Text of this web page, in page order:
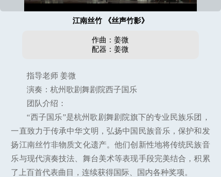
江南丝竹 《丝声竹影》
作曲：姜微
配器：姜微
指导老师 姜微
演奏：杭州歌剧舞剧院西子国乐
团队介绍：
“西子国乐”是杭州歌剧舞剧院旗下的专业民族乐团，
一直致力于传承中华文明，弘扬中国民族音乐，保护和发
扬江南丝竹非物质文化遗产。他们创新性地将传统民族音
乐与现代演奏技法、舞台美术等表现手段完美结合，积累
了上百首代表曲目，连续获得国际、国内各种奖项。